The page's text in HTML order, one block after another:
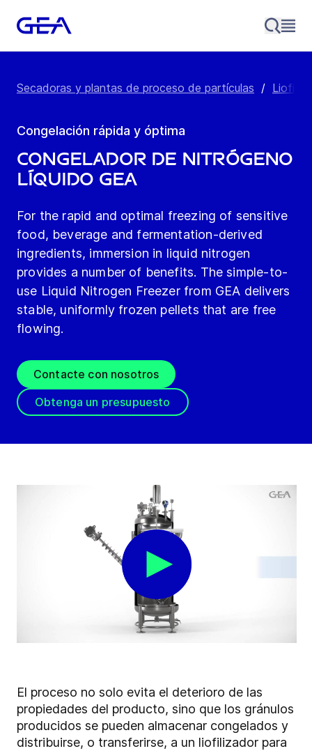
Secadoras y plantas de proceso de partículas /
Congelación rápida y óptima
Congelador de nitrógeno
líquido GEA
For the rapid and optimal freezing of sensitive
food, beverage and fermentation-derived
ingredients, immersion in liquid nitrogen
provides a number of benefits. The simple-to-
use Liquid Nitrogen Freezer from GEA delivers
stable, uniformly frozen pellets that are free
flowing.
Contacte con nosotros
Obtenga un presupuesto
El proceso no solo evita el deterioro de las
propiedades del producto, sino que los gránulos
producidos se pueden almacenar congelados y
distribuirse, o transferirse, a un liofilizador para